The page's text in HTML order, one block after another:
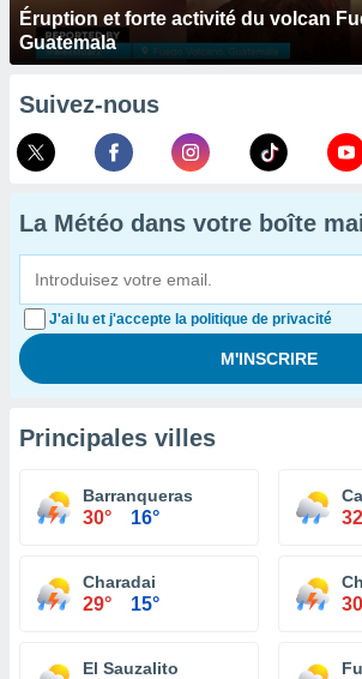
Éruption et forte activité du volcan
Guatemala
Suivez-nous
La Météo dans votre boîte
J'ai lu et j'accepte la politique de privacité
Principales villes
Barranqueras
30° 16°
Charadai
29° 15°
El Sauzalito